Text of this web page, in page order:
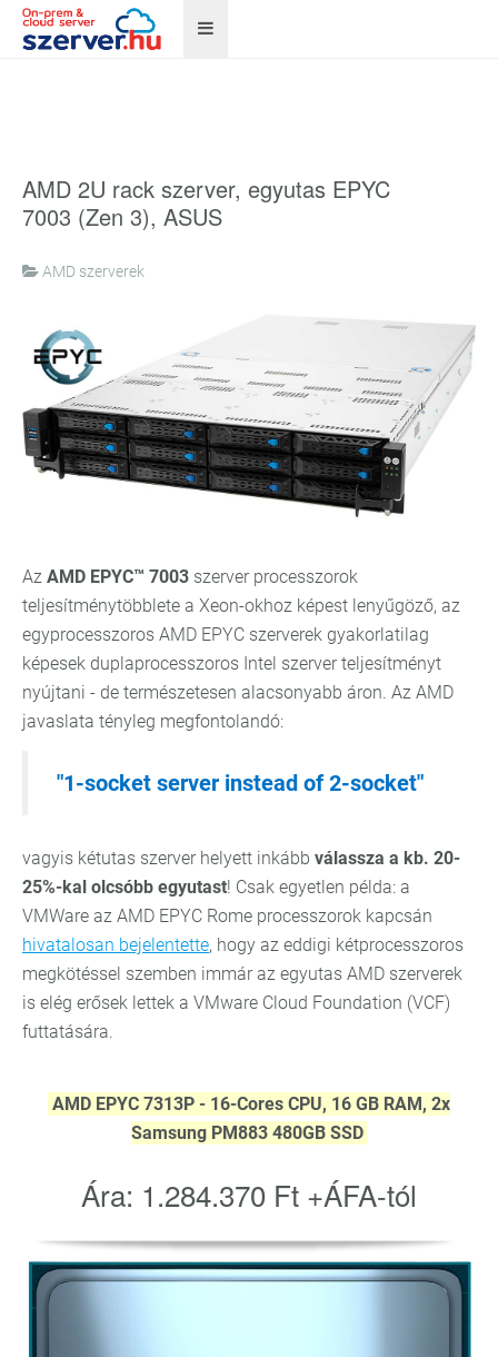
AMD 2U rack szerver, egyutas EPYC
7003 (Zen 3), ASUS
AMD szerverek
Az AMD EPYC™ 7003 szerver processzorok
teljesítménytöbblete a Xeon-okhoz képest lenyűgöző, az
egyprocesszoros AMD EPYC szerverek gyakorlatilag
képesek duplaprocesszoros Intel szerver teljesítményt
nyújtani - de természetesen alacsonyabb áron. Az AMD
javaslata tényleg megfontolandó:
"1-socket server instead of 2-socket"
vagyis kétutas szerver helyett inkább válassza a kb. 20-
25%-kal olcsóbb egyutast! Csak egyetlen példa: a
VMWare az AMD EPYC Rome processzorok kapcsán
hivatalosan bejelentette, hogy az eddigi kétprocesszoros
megkötéssel szemben immár az egyutas AMD szerverek
is elég erősek lettek a VMware Cloud Foundation (VCF)
futtatására.
AMD EPYC 7313P - 16-Cores CPU, 16 GB RAM, 2x
Samsung PM883 480GB SSD
Ára: 1.284.370 Ft +ÁFA-tól